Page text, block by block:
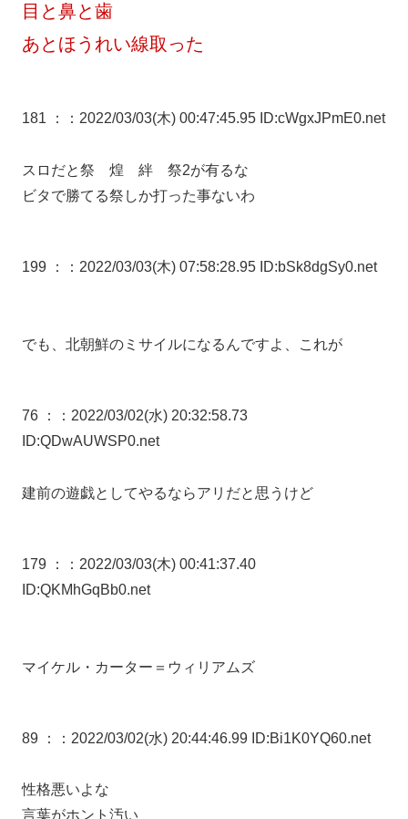
目と鼻と歯
あとほうれい線取った
181 ： ：2022/03/03(木) 00:47:45.95 ID:cWgxJPmE0.net
スロだと祭 煌 絆 祭2が有るな
ビタで勝てる祭しか打った事ないわ
199 ： ：2022/03/03(木) 07:58:28.95 ID:bSk8dgSy0.net
でも、北朝鮮のミサイルになるんですよ、これが
76 ：
：2022/03/02(水) 20:32:58.73
ID:QDwAUWSP0.net
建前の遊戯としてやるならアリだと思うけど
179 ：
：2022/03/03(木) 00:41:37.40
ID:QKMhGqBb0.net
マイケル・カーター＝ウィリアムズ
89 ： ：2022/03/02(水) 20:44:46.99 ID:Bi1K0YQ60.net
性格悪いよな
言葉がホント汚い